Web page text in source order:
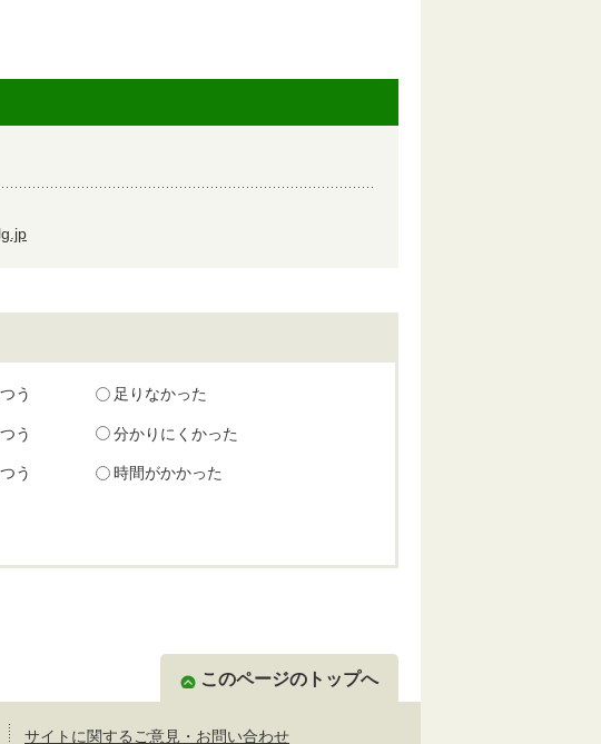
う 足りなかった
う 分かりにくかった
う 時間がかかった
このページのトップへ
サイトに関するご意見・お問い合わせ